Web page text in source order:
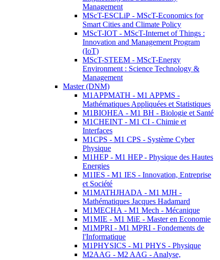
Management
MScT-ESCLiP - MScT-Economics for
Smart Cities and Climate Policy
MScT-IOT - MScT-Internet of Things :
Innovation and Management Program
(IoT)
MScT-STEEM - MScT-Energy
Environment : Science Technology &
Management
Master (DNM)
M1APPMATH - M1 APPMS -
Mathématiques Appliquées et Statistiques
M1BIOHEA - M1 BH - Biologie et Santé
M1CHEINT - M1 CI - Chimie et
Interfaces
M1CPS - M1 CPS - Système Cyber
Physique
M1HEP - M1 HEP - Physique des Hautes
Energies
M1IES - M1 IES - Innovation, Entreprise
et Société
M1MATHJHADA - M1 MJH -
Mathématiques Jacques Hadamard
M1MECHA - M1 Mech - Mécanique
M1MIE - M1 MiE - Master en Economie
M1MPRI - M1 MPRI - Fondements de
l'Informatique
M1PHYSICS - M1 PHYS - Physique
M2AAG - M2 AAG - Analyse,